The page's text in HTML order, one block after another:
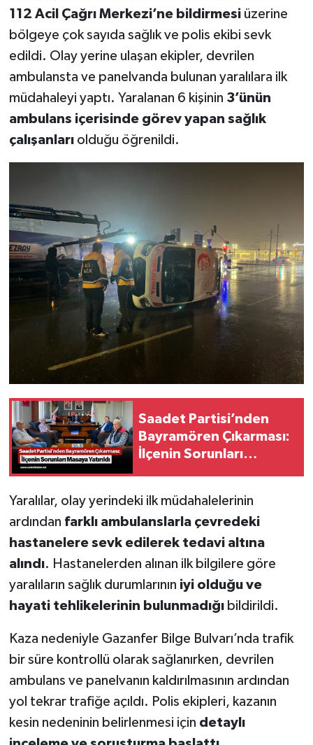
112 Acil Çağrı Merkezi’ne bildirmesiüzerine
bölgeye çok sayıda sağlık ve polis ekibi sevk
edildi. Olay yerine ulaşan ekipler, devrilen
ambulansta ve panelvanda bulunan yaralılara ilk
müdahaleyi yaptı. Yaralanan 6 kişinin 3’ünün
ambulans içerisinde görev yapan sağlık
çalışanlarıolduğu öğrenildi.
Saadet Partisi’nden
Bayramören Çıkarması:
İlçenin Sorunları
Yaralılar, olay yerindeki ilk müdahalelerinin
ardından farklı ambulanslarla çevredeki
hastanelere sevk edilerek tedavi altına
alındı. Hastanelerden alınan ilk bilgilere göre
yaralıların sağlık durumlarının iyi olduğu ve
hayati tehlikelerinin bulunmadığıbildirildi.
Kaza nedeniyle Gazanfer Bilge Bulvarı’nda trafik
bir süre kontrollü olarak sağlanırken, devrilen
ambulans ve panelvanın kaldırılmasının ardından
yol tekrar trafiğe açıldı. Polis ekipleri, kazanın
kesin nedeninin belirlenmesi için detaylı